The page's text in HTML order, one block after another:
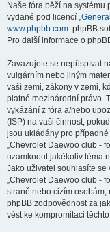
Naše fóra běží na systému
vydané pod licencí „
www.phpbb.com. phpBB
Pro další informace o
Zavazujete se nepřispívat
vulgárním nebo jiným
vaší zemi, zákony v zemi,
platné mezinárodní právo.
vykázání z fóra a/nebo
(ISP) na vaši činnost,
jsou ukládány pro
„Chevrolet Daewoo club -
uzamknout jakékoliv téma
Jako uživatel souhlasíte se
„Chevrolet Daewoo club -
straně nebo cizím osobám,
phpBB zodpovědnost za
vést ke kompromitaci